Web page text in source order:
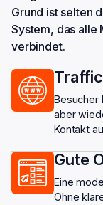
Grund ist selten
System, das alle
verbindet.
Besucher
aber
Kontakt
Gute
Eine
Ohne